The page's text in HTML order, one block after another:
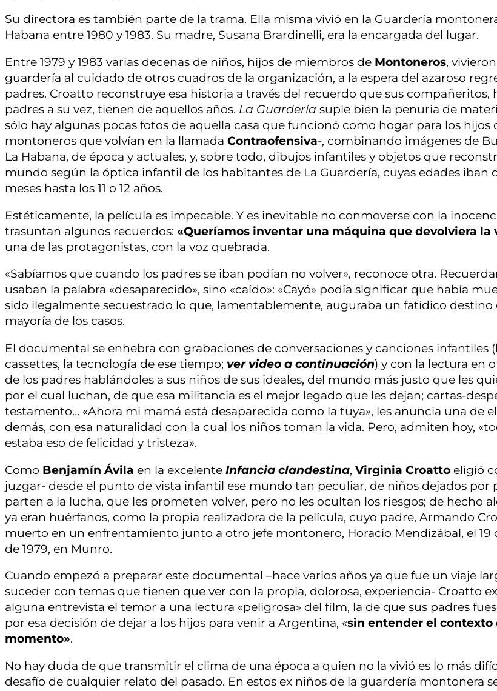
Su directora es también parte de la trama. Ella misma vivió en la Guardería
Habana entre 1980 y 1983. Su madre, Susana Brardinelli, era la encargada del lugar.
Entre 1979 y 1983 varias decenas de niños, hijos de miembros de Montoneros,
guardería al cuidado de otros cuadros de la organización, a la espera del azaroso
padres. Croatto reconstruye esa historia a través del recuerdo que sus compañeritos,
padres a su vez, tienen de aquellos años. La Guardería suple bien la penuria de
sólo hay algunas pocas fotos de aquella casa que funcionó como hogar para los hijos
montoneros que volvían en la llamada Contraofensiva-, combinando imágenes de
La Habana, de época y actuales, y, sobre todo, dibujos infantiles y objetos que
mundo según la óptica infantil de los habitantes de La Guardería, cuyas edades iban
meses hasta los 11 o 12 años.
Estéticamente, la película es impecable. Y es inevitable no conmoverse con la
trasuntan algunos recuerdos: «Queríamos inventar una máquina que devolviera la
una de las protagonistas, con la voz quebrada.
«Sabíamos que cuando los padres se iban podían no volver», reconoce otra.
usaban la palabra «desaparecido», sino «caído»: «Cayó» podía significar que había
sido ilegalmente secuestrado lo que, lamentablemente, auguraba un fatídico destino
mayoría de los casos.
El documental se enhebra con grabaciones de conversaciones y canciones infantiles
cassettes, la tecnología de ese tiempo; ver video a continuación) y con la lectura en
de los padres hablándoles a sus niños de sus ideales, del mundo más justo que les
por el cual luchan, de que esa militancia es el mejor legado que les dejan; cartas-
testamento… «Ahora mi mamá está desaparecida como la tuya», les anuncia una de
demás, con esa naturalidad con la cual los niños toman la vida. Pero, admiten hoy,
estaba eso de felicidad y tristeza».
Como Benjamín Ávila en la excelente Infancia clandestina, Virginia Croatto eligió
juzgar- desde el punto de vista infantil ese mundo tan peculiar, de niños dejados por
parten a la lucha, que les prometen volver, pero no les ocultan los riesgos; de hecho
ya eran huérfanos, como la propia realizadora de la película, cuyo padre, Armando
muerto en un enfrentamiento junto a otro jefe montonero, Horacio Mendizábal, el 19
de 1979, en Munro.
Cuando empezó a preparar este documental –hace varios años ya que fue un viaje
suceder con temas que tienen que ver con la propia, dolorosa, experiencia- Croatto
alguna entrevista el temor a una lectura «peligrosa» del film, la de que sus padres
por esa decisión de dejar a los hijos para venir a Argentina, «sin entender el contexto
momento».
No hay duda de que transmitir el clima de una época a quien no la vivió es lo más
desafío de cualquier relato del pasado. En estos ex niños de la guardería montonera